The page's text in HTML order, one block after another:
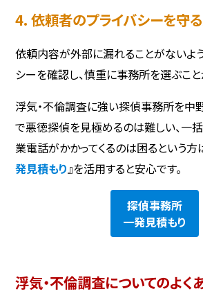
4. 依頼者のプライバシーを守
依頼内容が外部に漏れることがないよ
シーを確認し、慎重に事務所を選ぶこと
浮気・不倫調査に強い探偵事務所を中
で悪徳探偵を見極めるのは難しい、一
業電話がかかってくるのは困るという方
発見積もり』を活用すると安心です。
探偵事務所
一発見積もり
浮気・不倫調査についてのよく